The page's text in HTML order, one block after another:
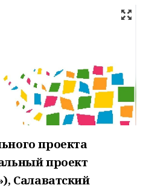
проекта
проект
Салаватский